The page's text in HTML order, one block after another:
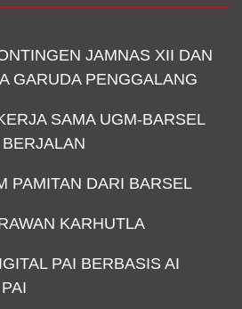
JAMNAS XII DAN
GARUDA PENGGALANG
SAMA UGM-BARSEL
PAMITAN DARI BARSEL
KARHUTLA
PAI BERBASIS AI